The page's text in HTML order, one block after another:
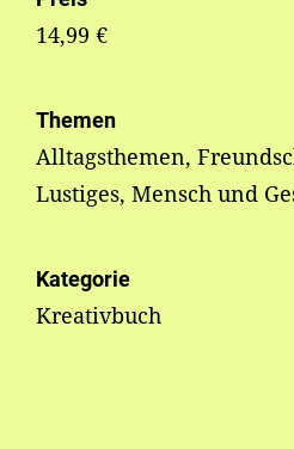
14,99 €
Themen
Alltagsthemen,
Lustiges, Mensch und
Kategorie
Kreativbuch